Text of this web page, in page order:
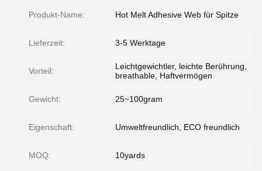
Produkt-Name: Hot Melt Adhesive Web für Spitze
Lieferzeit: 3-5 Werktage
Vorteil:
Leichtgewichtler, leichte Berührung,
breathable, Haftvermögen
Gewicht: 25~100gram
Eigenschaft: Umweltfreundlich, ECO freundlich
MOQ: 10yards